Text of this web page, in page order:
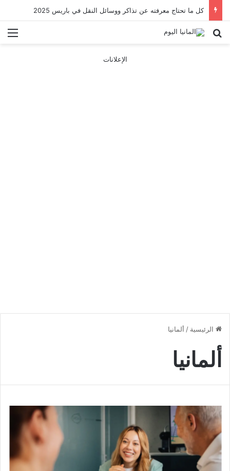
كل ما تحتاج معرفته عن تذاكر ووسائل النقل في باريس 2025
بحث عن
الإعلانات
الرئيسية / ألمانيا
ألمانيا